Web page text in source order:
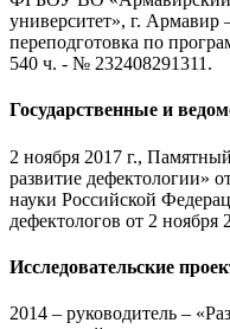
университет», г. Армавир
переподготовка по
540 ч. - № 232408291311.
Государственные и
2 ноября 2017 г.,
развитие дефектологии»
науки Российской
дефектологов от 2 ноября
Исследовательские
2014 – руководитель –